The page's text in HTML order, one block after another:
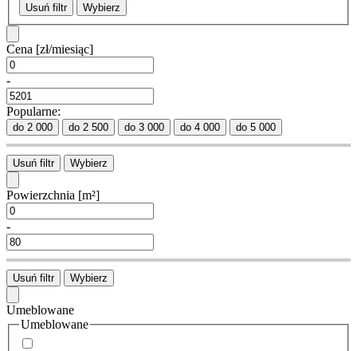
Usuń filtr Wybierz
Cena [zł/miesiąc]
-
Popularne:
do 2 000 do 2 500 do 3 000 do 4 000 do 5 000
Usuń filtr Wybierz
Powierzchnia [m²]
-
Usuń filtr Wybierz
Umeblowane
Umeblowane